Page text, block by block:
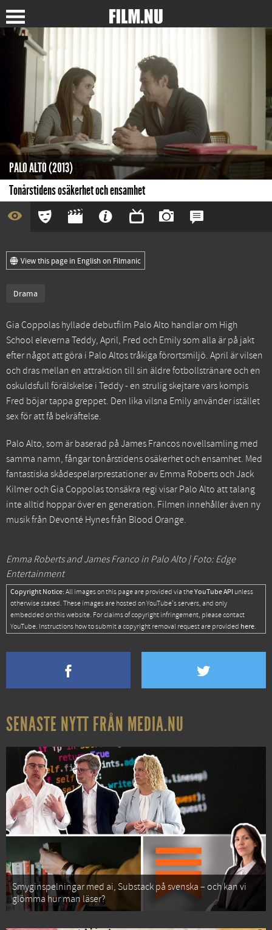
PALO ALTO (2013)
Tonårstidens osäkerhet och ensamhet
View this page in English on Filmanic
Drama
Gia Coppolas hyllade debutfilm Palo Alto handlar om High
School eleverna Teddy, April, Fred och Emily som alla är på jakt
efter något att göra i Palo Altos tråkiga förortsmiljö. April är vilsen
och dras mellan en attraktion till sin äldre fotbollstränare och en
oskuldsfull förälskelse i Teddy - en strulig skejtare vars kompis
Fred böjar tappa greppet. Den lika vilsna Emily använder istället
sex för att få bekräftelse.
Palo Alto, som är baserad på James Francos novellsamling med
samma namn, fångar tonårstidens osäkerhet och ensamhet. Med
fantastiska skådespelarprestationer av Emma Roberts och Jack
Kilmer och Gia Coppolas tonsäkra regi visar Palo Alto att talang
inte alltid hoppar över en generation. Filmen innehåller även ny
musik från Devonté Hynes från Blood Orange.
Emma Roberts and James Franco in Palo Alto | Foto: Edge
Entertainment
Copyright Notice: All images on this page are provided via theYouTube API unless
otherwise stated. These images are hosted on YouTube's servers, and only
embedded on this website. For claims of copyright infringement, please contact
YouTube. Instructions how to submit a copyright removal request are provided here.
SENASTE NYTT FRÅN MEDIA.NU
Smyginspelningar med ai, Substack på svenska – och kan vi
glömma hur man läser?